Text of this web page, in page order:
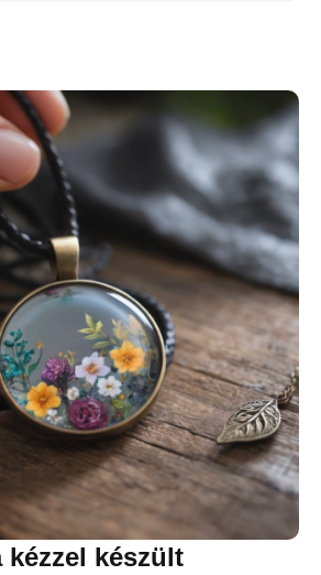
kézzel készült